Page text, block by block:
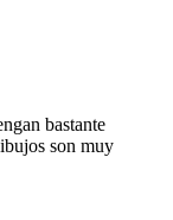
bastante
son muy